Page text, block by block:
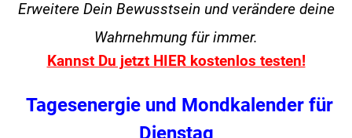
Erweitere Dein Bewusstsein und verändere deine
Wahrnehmung für immer.
Kannst Du jetzt HIER kostenlos testen!
Tagesenergie und Mondkalender für
Dienstag